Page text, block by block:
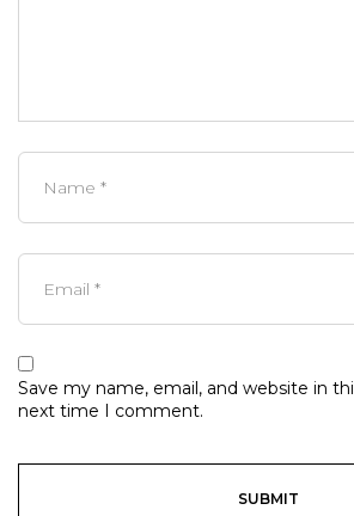
Save my name, email, and website in
next time I comment.